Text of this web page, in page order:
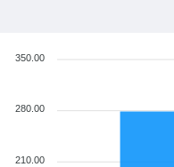
350.00
280.00
210.00